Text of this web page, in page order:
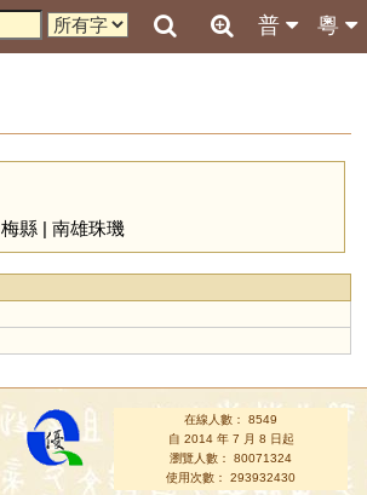
粵
普
梅縣| 南雄珠璣
在線人數： 8549
自 2014 年 7 月 8 日起
瀏覽人數： 80071324
使用次數： 293932430